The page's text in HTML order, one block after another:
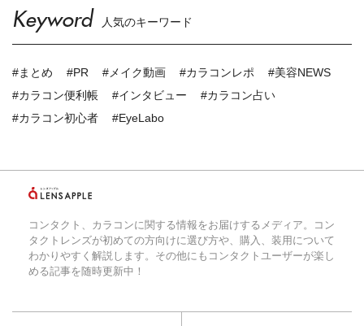
Keyword 人気のキーワード
#まとめ #PR #メイク動画 #カラコンレポ
#美容NEWS
#カラコン便利帳
#インタビュー
#カラコン占い
#カラコン初心者
#EyeLabo
コンタクト、カラコンに関する情報をお届けするメディア。コン
タクトレンズが初めての方向けに選び方や、購入、装用について
わかりやすく解説します。その他にもコンタクトユーザーが楽し
める記事を随時更新中！